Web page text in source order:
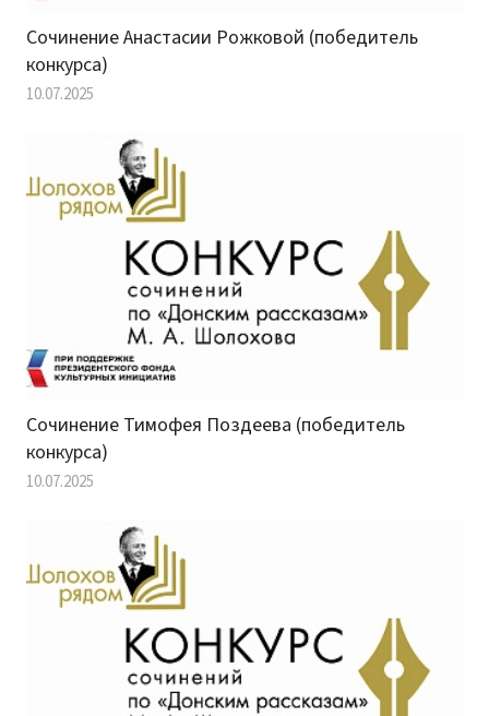
Сочинение Анастасии Рожковой (победитель
конкурса)
10.07.2025
Сочинение Тимофея Поздеева (победитель
конкурса)
10.07.2025